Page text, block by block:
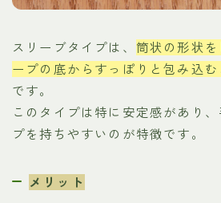
スリーブタイプは、 筒状の形状
ープの底からすっぽりと包み込
です。
このタイプは特に安定感があり
プを持ちやすいのが特徴です。
メリット